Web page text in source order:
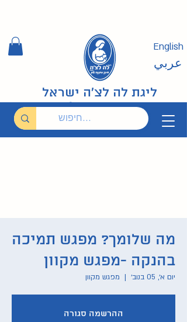
ליגת לה לצ'ה ישראל
English
عربي
מה שלומך? מפגש תמיכה
בהנקה -מפגש מקוון
יום א׳, 05 בנוב׳
  |
מפגש מקוון
ההרשמה סגורה